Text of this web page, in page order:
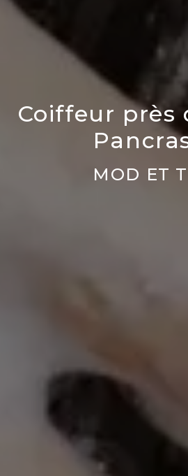
Coiffeur près
MOD ET